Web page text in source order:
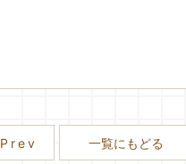
Prev 一覧にもどる